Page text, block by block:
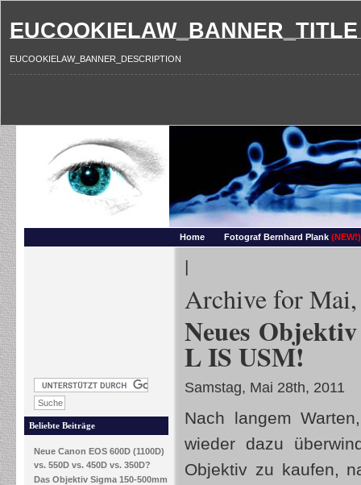
EUCOOKIELAW_BANNER_TITLE
EUCOOKIELAW_BANNER_DESCRIPTION
Home Fotograf Bernhard Plank (NEW!)
Beliebte Beiträge
Neue Canon EOS 600D (1100D)
vs. 550D vs. 450D vs. 350D?
Das Objektiv Sigma 150-500mm
|
Archive for
Neues
L IS USM!
Samstag, Mai 28th, 2011
Nach langem
wieder dazu
Objektiv zu kaufen,